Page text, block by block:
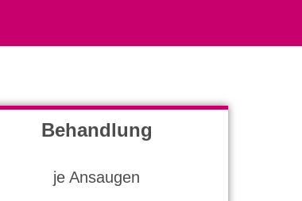
Behandlung
je Ansaugen